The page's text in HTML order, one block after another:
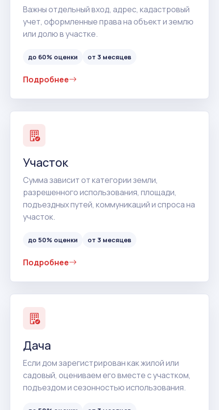
Важны отдельный вход, адрес, кадастровый
учет, оформленные права на объект и землю
или долю в участке.
до 60% оценки от 3 месяцев
Подробнее
Участок
Сумма зависит от категории земли,
разрешенного использования, площади,
подъездных путей, коммуникаций и спроса на
участок.
до 50% оценки от 3 месяцев
Подробнее
Дача
Если дом зарегистрирован как жилой или
садовый, оцениваем его вместе с участком,
подъездом и сезонностью использования.